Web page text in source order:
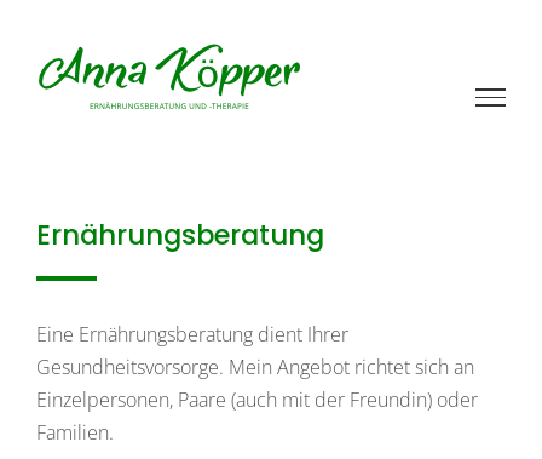
springen
Ernährungsberatung
Eine Ernährungsberatung dient Ihrer
Gesundheitsvorsorge. Mein Angebot richtet sich an
Einzelpersonen, Paare (auch mit der Freundin) oder
Familien.